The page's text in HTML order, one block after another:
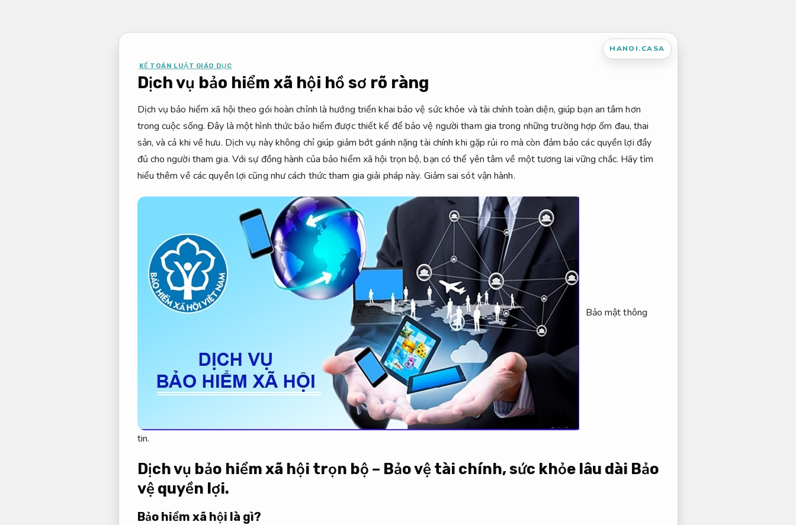
HANOI.CASA
KẾ TOÁN LUẬT GIÁO DỤC
Dịch vụ bảo hiểm xã hội hồ sơ rõ ràng
Dịch vụ bảo hiểm xã hội theo gói hoàn chỉnh là hướng triển khai bảo vệ sức khỏe và tài chính toàn diện, giúp bạn an tâm hơn
trong cuộc sống. Đây là một hình thức bảo hiểm được thiết kế để bảo vệ người tham gia trong những trường hợp ốm đau, thai
sản, và cả khi về hưu. Dịch vụ này không chỉ giúp giảm bớt gánh nặng tài chính khi gặp rủi ro mà còn đảm bảo các quyền lợi đầy
đủ cho người tham gia. Với sự đồng hành của bảo hiểm xã hội trọn bộ, bạn có thể yên tâm về một tương lai vững chắc. Hãy tìm
hiểu thêm về các quyền lợi cũng như cách thức tham gia giải pháp này. Giảm sai sót vận hành.
Bảo mật thông
tin.
Dịch vụ bảo hiểm xã hội trọn bộ – Bảo vệ tài chính, sức khỏe lâu dài Bảo
vệ quyền lợi.
Bảo hiểm xã hội là gì?